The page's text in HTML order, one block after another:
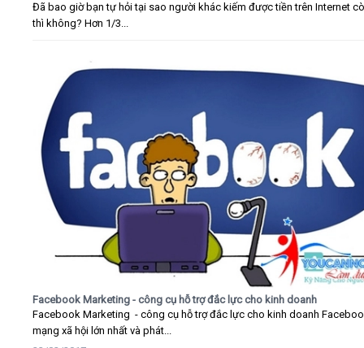
Đã bao giờ bạn tự hỏi tại sao người khác kiếm được tiền trên Internet
thì không? Hơn 1/3...
Facebook Marketing - công cụ hỗ trợ đắc lực cho kinh doanh
Facebook Marketing - công cụ hỗ trợ đắc lực cho kinh doanh
mạng xã hội lớn nhất và phát...